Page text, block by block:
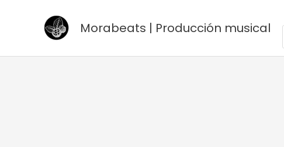
Morabeats | Producción musical